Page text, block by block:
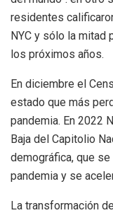
residentes
NYC y sólo la mitad
los próximos años.
En diciembre el
estado que más
pandemia. En 2022
Baja del Capitolio
demográfica, que
pandemia y se
La transformación